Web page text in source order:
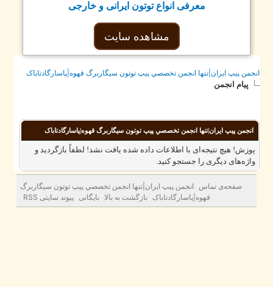
معرفی انواع توتون ایرانی و خارجی
مشاهده سایت
پيپ ايران|تنها انجمن تخصصي پيپ توتون سيگاربرگ قهوه|پاسارگادتاباک
پیام انجمن
انجمن پيپ ايران|تنها انجمن تخصصي پيپ توتون سيگاربرگ قهوه|پاسارگادتاباک
پوزش! هیچ نتیجه‌ای با اطلاعات داده شده یافت نشد! لطفاً بازگردید و
واژه‌های دیگری را جستجو کنید.
صفحه‌ی تماس
انجمن پيپ ايران|تنها انجمن تخصصي پيپ توتون سيگاربرگ
قهوه|پاسارگادتاباک بازگشت به بالا بایگانی پیوند سایتی RSS